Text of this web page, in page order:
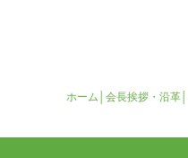
ホーム 会長挨拶・沿革